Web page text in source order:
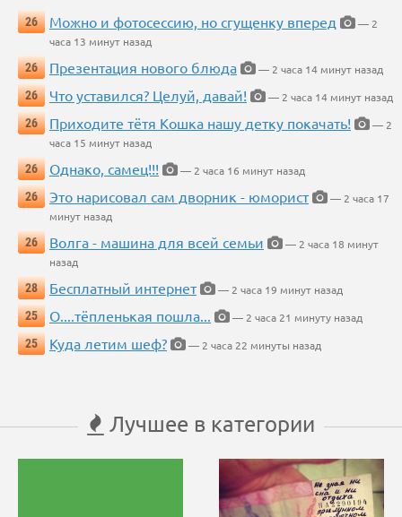
26 Можно и фотосессию, но сгущенку вперед
— 2
часа 13 минут назад
26
Презентация нового блюда
— 2 часа 14 минут назад
26
Что уставился? Целуй, давай!
— 2 часа 14 минут назад
26
Приходите тётя Кошка нашу детку покачать!
— 2
часа 15 минут назад
26
Однако, самец!!!
— 2 часа 16 минут назад
26
Это нарисовал сам дворник - юморист
— 2 часа 17
минут назад
26
Волга - машина для всей семьи
— 2 часа 18 минут
назад
28
Бесплатный интернет
— 2 часа 19 минут назад
25
О....тёпленькая пошла...
— 2 часа 21 минуту назад
25
Куда летим шеф? — 2 часа 22 минуты назад
Лучшее в категории